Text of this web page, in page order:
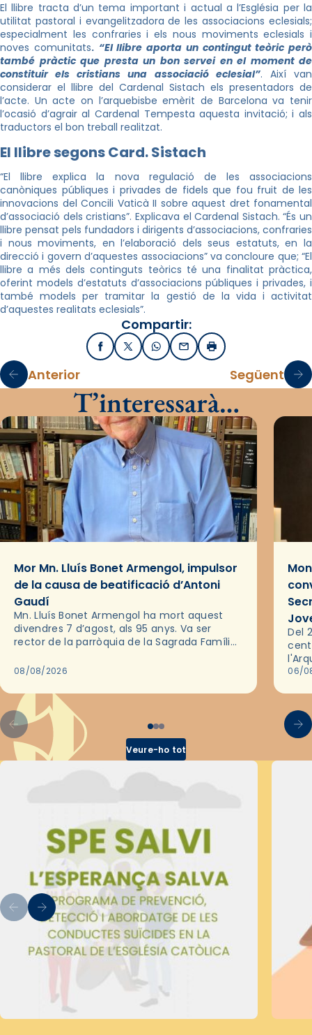
El llibre tracta d’un tema important i actual a l’Església per la
utilitat pastoral i evangelitzadora de les associacions eclesials;
especialment les confraries i els nous moviments eclesials i
noves comunitats. “El llibre aporta un contingut teòric però
també pràctic que presta un bon servei en el moment de
constituir els cristians una associació eclesial”. Així van
considerar el llibre del Cardenal Sistach els presentadors de
l’acte. Un acte on l’arquebisbe emèrit de Barcelona va tenir
l’ocasió d’agrair al Cardenal Tempesta aquesta invitació; i als
traductors el bon treball realitzat.
El llibre segons Card.Sistach
“El llibre explica la nova regulació de les associacions
canòniques públiques i privades de fidels que fou fruit de les
innovacions del Concili Vaticà II sobre aquest dret fonamental
d’associació dels cristians”. Explicava el Cardenal Sistach. “És un
llibre pensat pels fundadors i dirigents d’associacions, confraries
i nous moviments, en l’elaboració dels seus estatuts, en la
direcció i govern d’aquestes associacions” va concloure que; “El
llibre a més dels continguts teòrics té una finalitat pràctica,
oferint models d’estatuts d’associacions públiques i privades, i
també models per tramitar la gestió de la vida i activitat
d’aquestes realitats eclesials”.
Compartir:
FacebookX / TwitterWhatsApp
EmailImprimir
Anterior Següent
T’interessarà…
Mor Mn. Lluís Bonet Armengol, impulsor
de la causa de beatificació d’Antoni
Gaudí
Mn. Lluís Bonet Armengol ha mort aquest
divendres 7 d’agost, als 95 anys. Va ser
rector de la parròquia de la Sagrada Família
2018,…
08/08/2026
Del
les
06/
Veure-ho tot